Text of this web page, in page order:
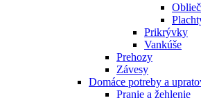
Prikrývky
Vankúše
Prehozy
Závesy
Domáce potreby a
Pranie a žehlenie